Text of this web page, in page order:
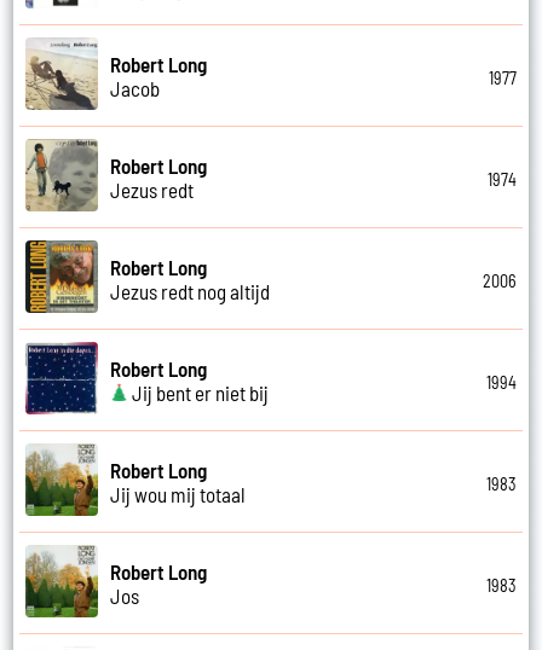
Robert Long
Jacob
1977
Robert Long
Jezus redt
1974
Robert Long
Jezus redt nog altijd
2006
Robert Long
Jij bent er niet bij
1994
Robert Long
Jij wou mij totaal
1983
Robert Long
Jos
1983